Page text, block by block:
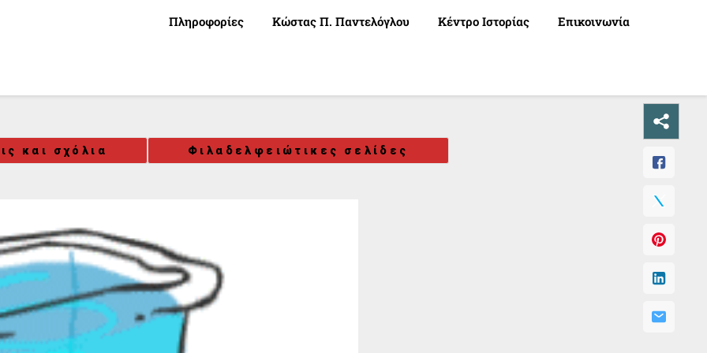
Πληροφορίες Κώστας Π. Παντελόγλου Κέντρο Ιστορίας Επικοινωνία
και σχόλια Φιλαδελφειώτικες σελίδες